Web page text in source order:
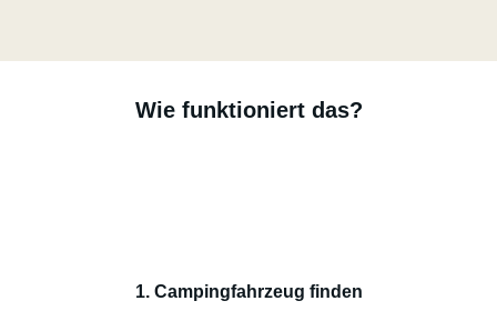
Wie funktioniert das?
1. Campingfahrzeug finden